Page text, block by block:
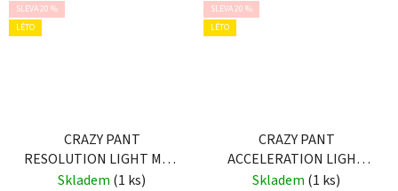
SLEVA 20 %
LÉTO
CRAZY PANT
RESOLUTION LIGHT MAN
ORIENTE
Skladem (1 ks)
SLEVA 20 %
LÉTO
CRAZY PANT
ACCELERATION LIGHT
MAN SLATE
Skladem (1 ks)